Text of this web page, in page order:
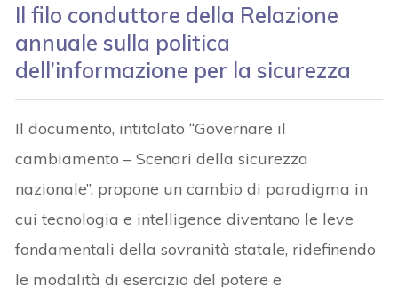
Il filo conduttore della Relazione
annuale sulla politica
dell’informazione per la sicurezza
Il documento, intitolato “Governare il
cambiamento – Scenari della sicurezza
nazionale”, propone un cambio di paradigma in
cui tecnologia e intelligence diventano le leve
fondamentali della sovranità statale, ridefinendo
le modalità di esercizio del potere e